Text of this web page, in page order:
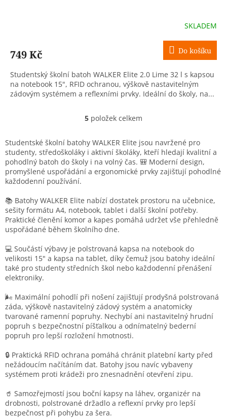
SKLADEM
749 Kč Do košíku
Studentský školní batoh WALKER Elite 2.0 Lime 32 l s kapsou
na notebook 15", RFID ochranou, výškově nastavitelným
zádovým systémem a reflexními prvky. Ideální do školy, na...
O
l
á
d
a
p
r
v
k
v
ý
p
u
5 položek celkem
Studentské školní batohy WALKER Elite jsou navržené pro
studenty, středoškoláky i aktivní školáky, kteří hledají kvalitní a
pohodlný batoh do školy i na volný čas. 🎒 Moderní design,
promyšlené uspořádání a ergonomické prvky zajišťují pohodlné
každodenní používání.
📚 Batohy WALKER Elite nabízí dostatek prostoru na učebnice,
sešity formátu A4, notebook, tablet i další školní potřeby.
Praktické členění komor a kapes pomáhá udržet vše přehledně
uspořádané během školního dne.
💻 Součástí výbavy je polstrovaná kapsa na notebook do
velikosti 15" a kapsa na tablet, díky čemuž jsou batohy ideální
také pro studenty středních škol nebo každodenní přenášení
elektroniky.
🌬️ Maximální pohodlí při nošení zajišťují prodyšná polstrovaná
záda, výškově nastavitelný zádový systém a anatomicky
tvarované ramenní popruhy. Nechybí ani nastavitelný hrudní
popruh s bezpečnostní píšťalkou a odnímatelný bederní
popruh pro lepší rozložení hmotnosti.
🔒 Praktická RFID ochrana pomáhá chránit platební karty před
nežádoucím načítáním dat. Batohy jsou navíc vybaveny
systémem proti krádeži pro znesnadnění otevření zipu.
🥤 Samozřejmostí jsou boční kapsy na láhev, organizér na
drobnosti, polstrované držadlo a reflexní prvky pro lepší
bezpečnost při pohybu za šera.